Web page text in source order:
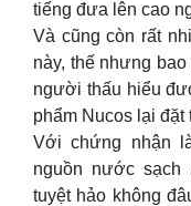
tiếng đưa lên cao
Và cũng còn rất
này, thế nhưng
người thấu hiểu
phẩm Nucos lại đặt
Với chứng nhận
nguồn nước
tuyệt hảo không